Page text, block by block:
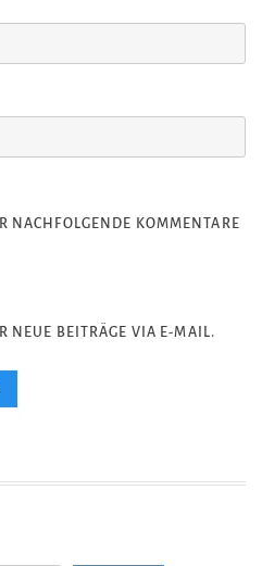
NACHFOLGENDE KOMMENTARE
NEUE BEITRÄGE VIA E-MAIL.